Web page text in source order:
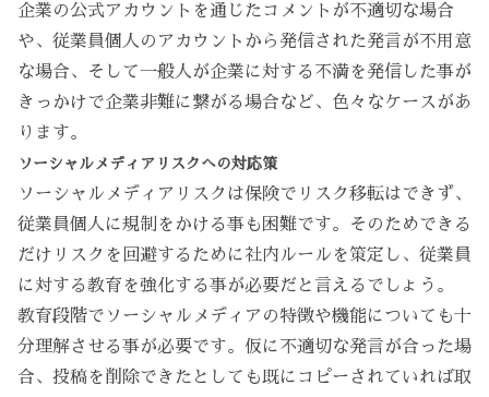
企業の公式アカウントを通じたコメントが不適切な場合
や、従業員個人のアカウントから発信された発言が不用意
な場合、そして一般人が企業に対する不満を発信した事が
きっかけで企業非難に繋がる場合など、色々なケースがあ
ります。
ソーシャルメディアリスクへの対応策
ソーシャルメディアリスクは保険でリスク移転はできず、
従業員個人に規制をかける事も困難です。そのためできる
だけリスクを回避するために社内ルールを策定し、従業員
に対する教育を強化する事が必要だと言えるでしょう。
教育段階でソーシャルメディアの特徴や機能についても十
分理解させる事が必要です。仮に不適切な発言が合った場
合、投稿を削除できたとしても既にコピーされていれば取